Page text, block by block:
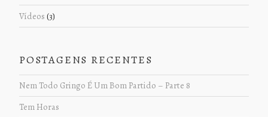
Vídeos (3)
POSTAGENS RECENTES
Nem Todo Gringo É Um Bom Partido – Parte 8
Tem Horas